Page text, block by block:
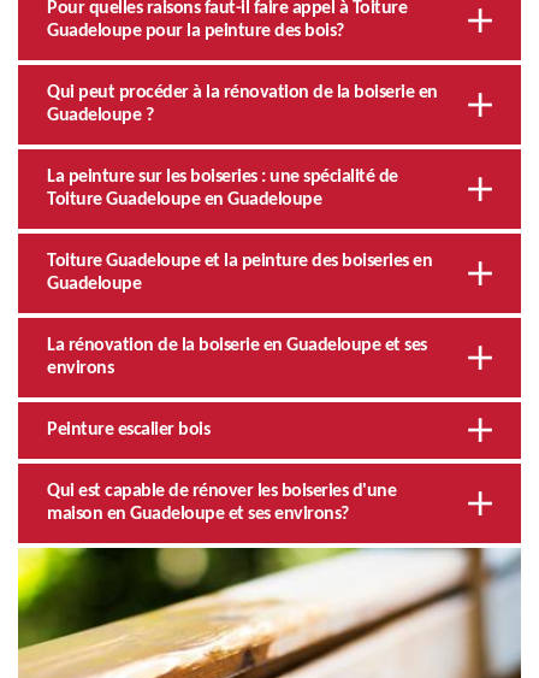
Pour quelles raisons faut-il faire appel à Toiture
Guadeloupe pour la peinture des bois?
Qui peut procéder à la rénovation de la boiserie en
Guadeloupe ?
La peinture sur les boiseries : une spécialité de
Toiture Guadeloupe en Guadeloupe
Toiture Guadeloupe et la peinture des boiseries en
Guadeloupe
La rénovation de la boiserie en Guadeloupe et ses
environs
Peinture escalier bois
Qui est capable de rénover les boiseries d'une
maison en Guadeloupe et ses environs?